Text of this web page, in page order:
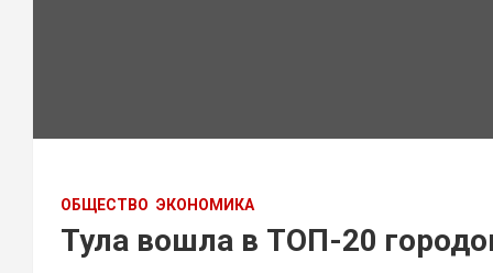
ОБЩЕСТВО ЭКОНОМИКА
Тула вошла в ТОП-20